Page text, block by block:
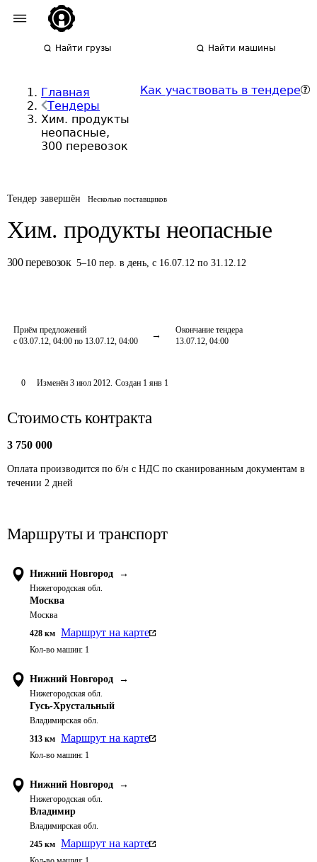
Найти грузы Найти машины
Главная
Тендеры
Хим. продукты
неопасные,
300 перевозок
Как участвовать в тендере
Тендер завершён Несколько поставщиков
Хим. продукты неопасные
300 перевозок 5–10 пер. в день,с 16.07.12 по 31.12.12
Приём предложений
с 03.07.12, 04:00 по 13.07.12, 04:00
Окончание тендера
13.07.12, 04:00
0 Изменён 3 июл 2012. Создан 1 янв 1
Стоимость контракта
3 750 000
Оплата производится по б/н с НДС по сканированным документам в
течении 2 дней
Маршруты и транспорт
Нижний Новгород →
Нижегородская обл.
Москва
Москва
428 км Маршрут на карте
Кол-во машин: 1
Нижний Новгород →
Нижегородская обл.
Гусь-Хрустальный
Владимирская обл.
313 км Маршрут на карте
Кол-во машин: 1
Нижний Новгород →
Нижегородская обл.
Владимир
Владимирская обл.
245 км Маршрут на карте